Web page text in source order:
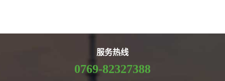
服务热线
0769-82327388